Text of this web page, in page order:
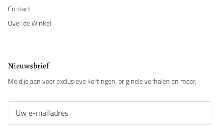
Contact
Over de Winkel
Nieuwsbrief
Meld je aan voor exclusieve kortingen, originele verhalen en meer.